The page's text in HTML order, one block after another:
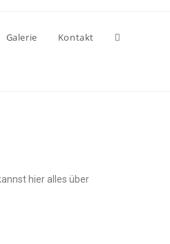
Galerie Kontakt
hier alles über